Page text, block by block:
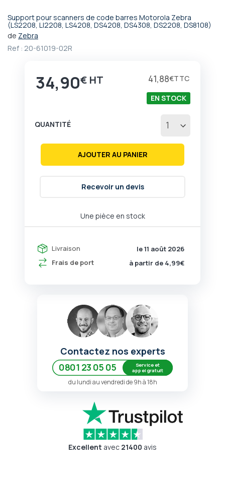
Support pour scanners de code barres Motorola Zebra
(LS2208, LI2208, LS4208, DS4208, DS4308, DS2208, DS8108)
de Zebra
Ref : 20-61019-02R
34,90€ 41,88€
Une pièce en stock
EN STOCK
Livraison
le 11 août 2026
Frais de port
à partir de 4,99€
QUANTITÉ
AJOUTER AU PANIER
Recevoir un devis
Passer
au
de
d’images
Contactez nos experts
0801 23 05 05
Service et
appel gratuit
du lundi au vendredi de 9h à 18h
Excellent avec 21400 avis